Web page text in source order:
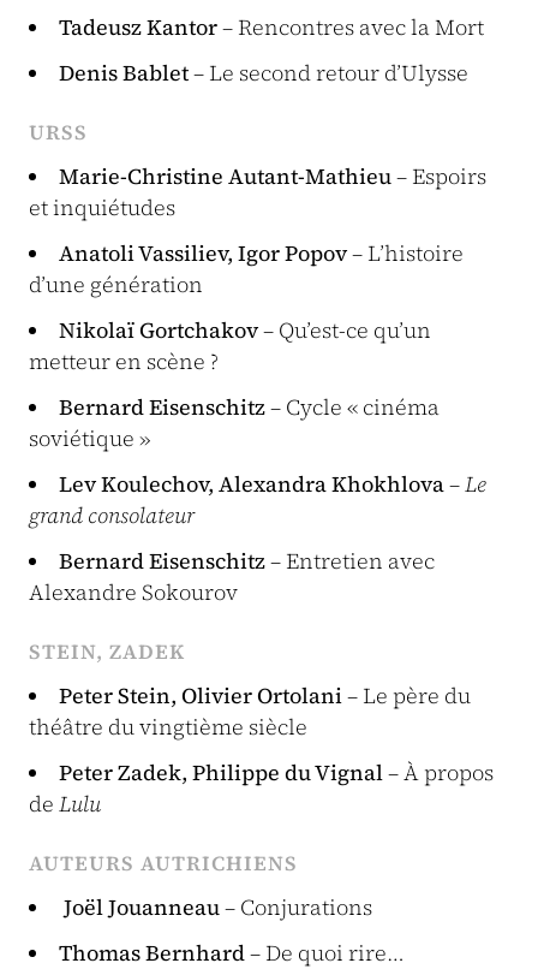
Tadeusz Kantor– Rencontres avec la Mort
Denis Bablet– Le second retour d’Ulysse
URSS
Marie-Christine Autant-Mathieu– Espoirs
et inquiétudes
Anatoli Vassiliev, Igor Popov– L’histoire
d’une génération
Nikolaï Gortchakov– Qu’est-ce qu’un
metteur en scène ?
Bernard Eisenschitz– Cycle « cinéma
soviétique »
Lev Koulechov, Alexandra Khokhlova–Le
grand consolateur
Bernard Eisenschitz– Entretien avec
Alexandre Sokourov
STEIN, ZADEK
Peter Stein, Olivier Ortolani– Le père du
théâtre du vingtième siècle
Peter Zadek, Philippe du Vignal– À propos
de Lulu
AUTEURS AUTRICHIENS
Joël Jouanneau– Conjurations
Thomas Bernhard– De quoi rire…